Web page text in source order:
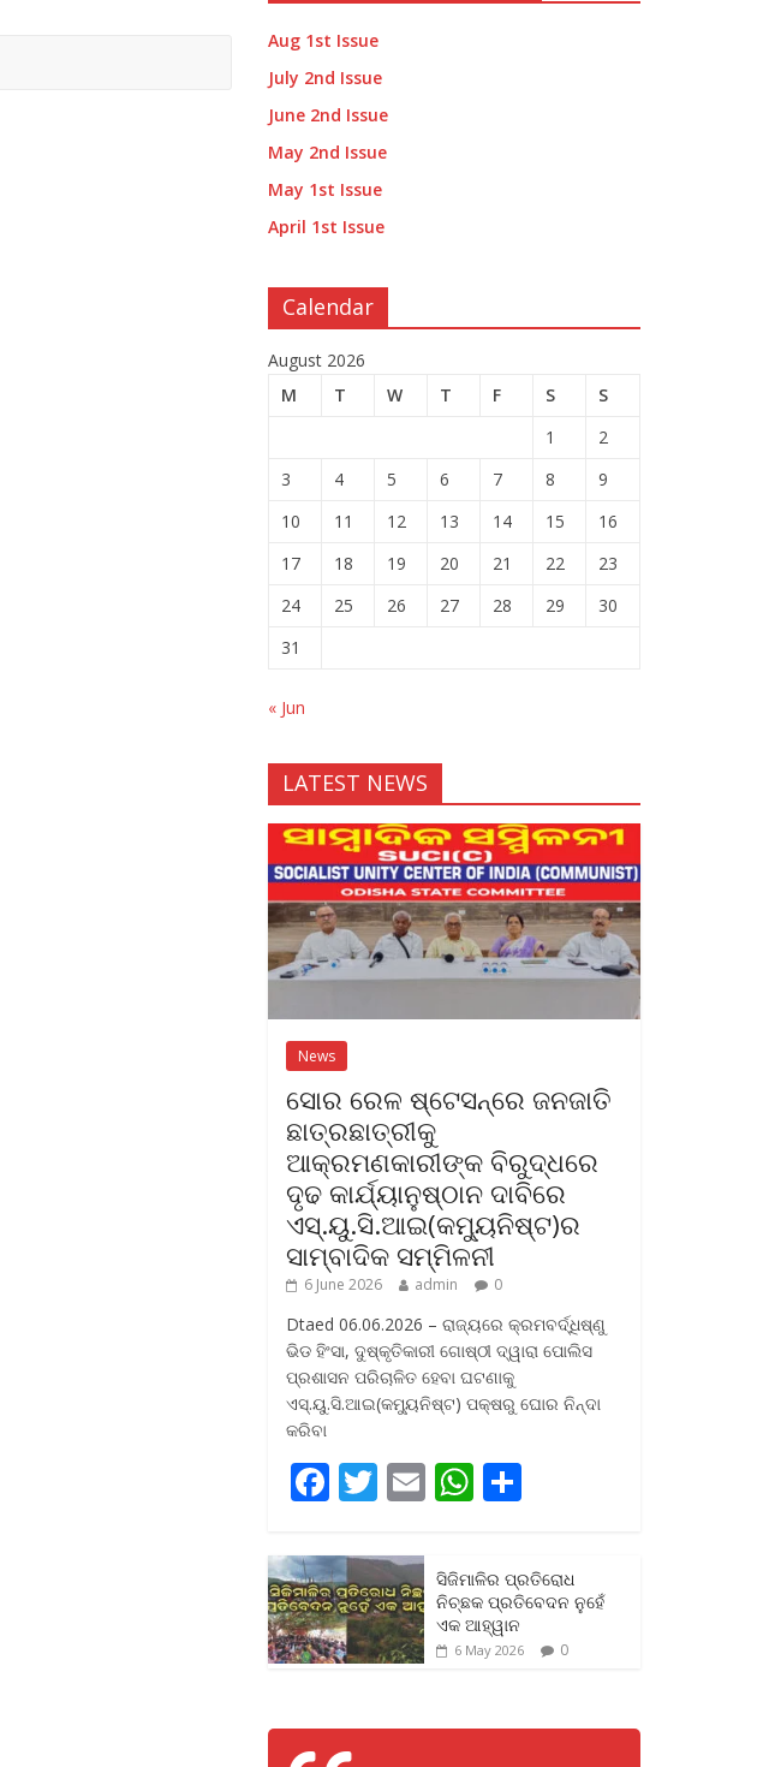
Aug 1st Issue
July 2nd Issue
June 2nd Issue
May 2nd Issue
May 1st Issue
April 1st Issue
Calendar
August 2026
M
T W T F S
S
1
2
3
4 5 6 7 8
9
10
11 12 13 14 15
16
17
18 19 20 21 22
23
24
25 26 27 28 29
30
31
« Jun
LATEST NEWS
News
ସୋର ରେଳ ଷ୍ଟେସନ୍‌ରେ ଜନଜାତି
ଛାତ୍ରଛାତ୍ରୀକୁ
ଆକ୍ରମଣକାରୀଙ୍କ ବିରୁଦ୍ଧରେ
ଦୃଢ କାର୍ଯ୍ୟାନୁଷ୍ଠାନ ଦାବିରେ
ଏସ୍‌.ୟୁ.ସି.ଆଇ(କମ୍ୟୁନିଷ୍ଟ)ର
ସାମ୍ବାଦିକ ସମ୍ମିଳନୀ
6 June 2026 admin 0
Dtaed 06.06.2026 – ରାଜ୍ୟରେ କ୍ରମବର୍ଦ୍ଧିଷ୍ଣୁ
ଭିଡ ହିଂସା, ଦୁଷ୍କୃତିକାରୀ ଗୋଷ୍ଠୀ ଦ୍ୱାରା ପୋଲିସ
ପ୍ରଶାସନ ପରିଚାଳିତ ହେବା ଘଟଣାକୁ
ଏସ୍‌.ୟୁ.ସି.ଆଇ(କମ୍ୟୁନିଷ୍ଟ) ପକ୍ଷରୁ ଘୋର ନିନ୍ଦା
କରିବା
F
e
b
o
o
T
itt
er
E
ai
W
at
s
A
p
ar
e
ସିଜିମାଳିର ପ୍ରତିରୋଧ
ନିଚ୍ଛକ ପ୍ରତିବେଦନ ନୁହେଁ
ଏକ ଆହ୍ୱାନ
6 May 2026 0